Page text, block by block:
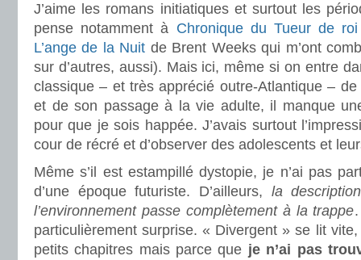
J’aime les romans initiatiques et surtout les
pense notamment à Chronique du Tueur de roi
L’ange de la Nuit de Brent Weeks qui m’ont
sur d’autres, aussi). Mais ici, même si on entre
classique – et très apprécié outre-Atlantique – de
et de son passage à la vie adulte, il manque
pour que je sois happée. J’avais surtout
cour de récré et d’observer des adolescents et
Même s’il est estampillé dystopie, je n’ai pas
d’une époque futuriste. D’ailleurs, la
l’environnement passe complètement à la trappe
particulièrement surprise. « Divergent » se lit
petits chapitres mais parce que je n’ai pas